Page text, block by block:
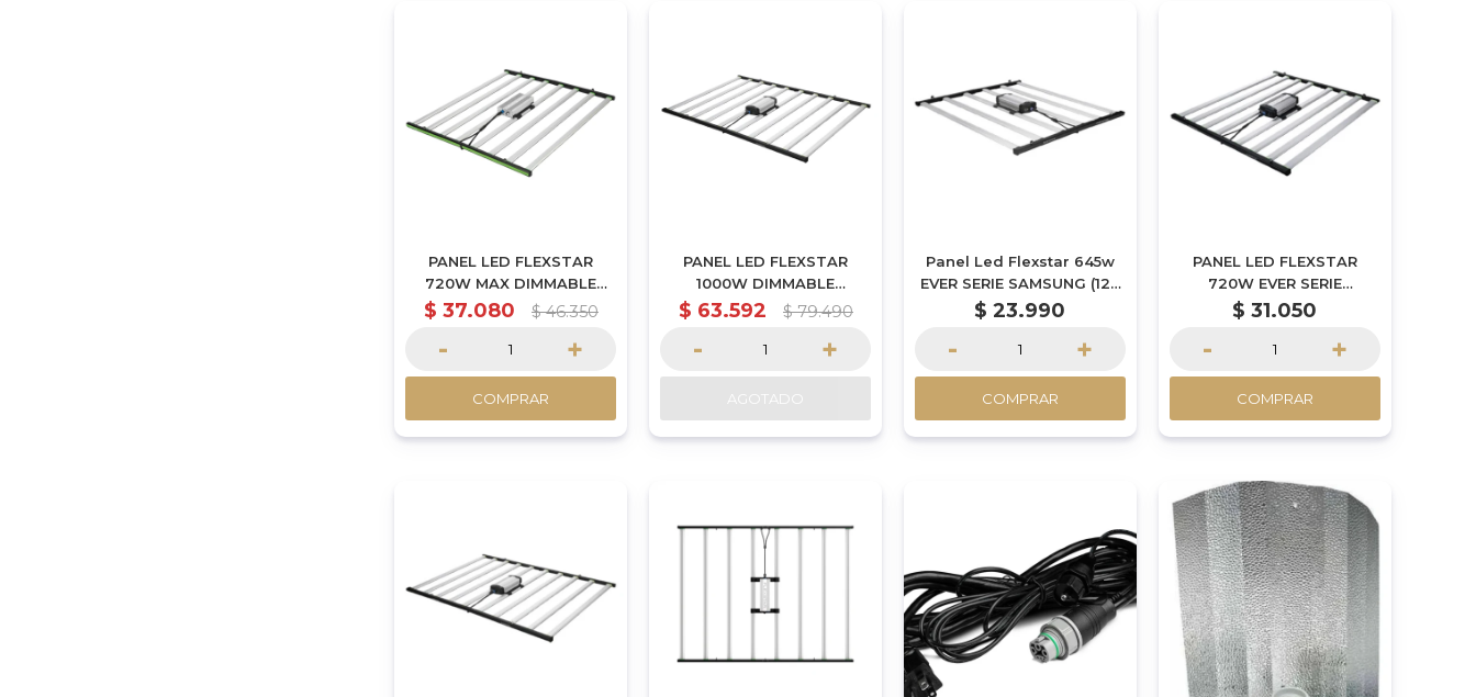
PANEL LED FLEXSTAR
720W MAX DIMMABLE
PLEGABLE SE SERIE
$ 37.080 $ 46.350
- +
COMPRAR
PANEL LED FLEXSTAR
1000W DIMMABLE
PLEGABLE PRO SERIE
ENCARGUE
$ 63.592 $ 79.490
- +
AGOTADO
Panel Led Flexstar 645w
EVER SERIE SAMSUNG (120
X 120)
$ 23.990
- +
COMPRAR
PANEL LED FLEXSTAR
720W EVER SERIE
SAMSUNG (120 x 170CM)
$ 31.050
- +
COMPRAR